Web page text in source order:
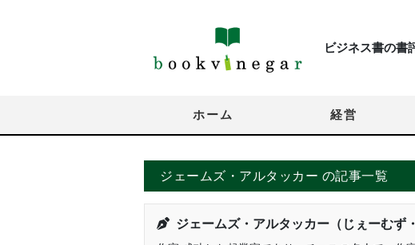
ビジネス書の書
ホーム 経営
ジェームズ・アルタッカー の記事一覧
ジェームズ・アルタッカー（じぇーむず